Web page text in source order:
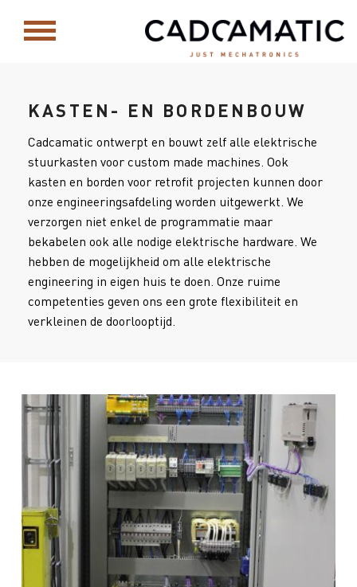
KASTEN- EN BORDENBOUW
Cadcamatic ontwerpt en bouwt zelf alle elektrische
stuurkasten voor custom made machines. Ook
kasten en borden voor retrofit projecten kunnen door
onze engineeringsafdeling worden uitgewerkt. We
verzorgen niet enkel de programmatie maar
bekabelen ook alle nodige elektrische hardware. We
hebben de mogelijkheid om alle elektrische
engineering in eigen huis te doen. Onze ruime
competenties geven ons een grote flexibiliteit en
verkleinen de doorlooptijd.